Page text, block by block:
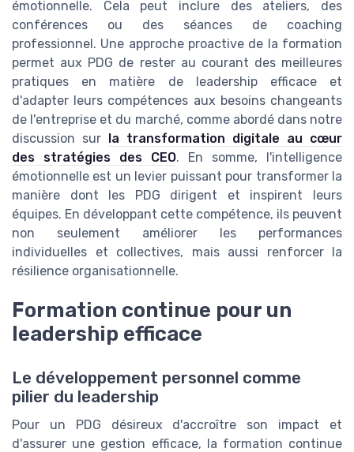
émotionnelle. Cela peut inclure des ateliers, des
conférences ou des séances de coaching
professionnel. Une approche proactive de la formation
permet aux PDG de rester au courant des meilleures
pratiques en matière de leadership efficace et
d'adapter leurs compétences aux besoins changeants
de l'entreprise et du marché, comme abordé dans notre
discussion sur la transformation digitale au cœur
des stratégies des CEO. En somme, l'intelligence
émotionnelle est un levier puissant pour transformer la
manière dont les PDG dirigent et inspirent leurs
équipes. En développant cette compétence, ils peuvent
non seulement améliorer les performances
individuelles et collectives, mais aussi renforcer la
résilience organisationnelle.
Formation continue pour un
leadership efficace
Le développement personnel comme
pilier du leadership
Pour un PDG désireux d'accroître son impact et
d'assurer une gestion efficace, la formation continue